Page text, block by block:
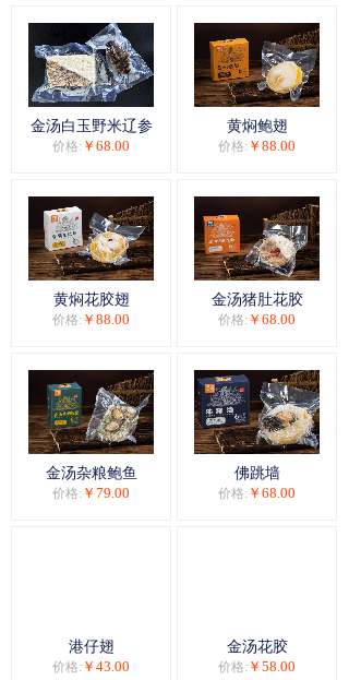
金汤白玉野米辽参
价格: ￥68.00
黄焖鲍翅
价格: ￥88.00
黄焖花胶翅
价格: ￥88.00
金汤猪肚花胶
价格: ￥68.00
金汤杂粮鲍鱼
价格: ￥79.00
佛跳墙
价格: ￥68.00
港仔翅
价格: ￥43.00
金汤花胶
价格: ￥58.00